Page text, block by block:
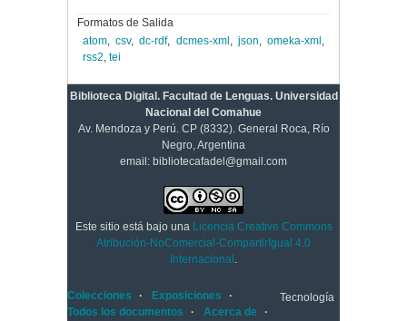
Formatos de Salida
atom,csv,dc-rdf, dcmes-xml , json,omeka-xml ,
rss2, tei
Biblioteca Digital. Facultad de Lenguas. Universidad
Nacional del Comahue
Av. Mendoza y Perú. CP (8332). General Roca, Río
Negro, Argentina
email: bibliotecafadel@gmail.com
Este sitio está bajo una Licencia Creative Commons
Atribución-NoComercial-CompartirIgual 4.0
Internacional .
Colecciones
Exposiciones
Todos los documentos
Acerca de
Tecnología